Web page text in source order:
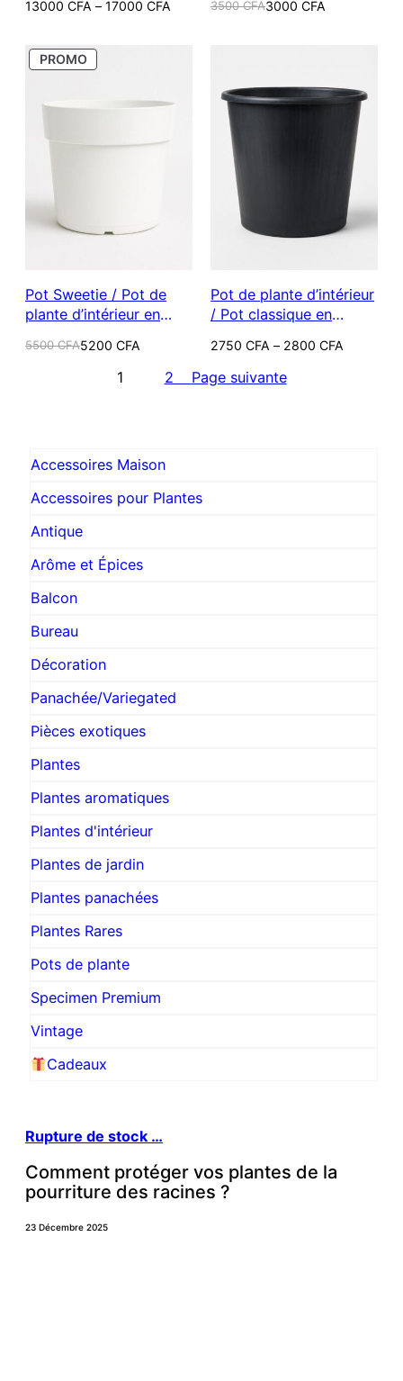
Accessoires Maison
Accessoires pour Plantes
Antique
Arôme et Épices
Balcon
Bureau
Décoration
Panachée/Variegated
Pièces exotiques
Plantes
Plantes aromatiques
Plantes d'intérieur
Plantes de jardin
Plantes panachées
Plantes Rares
Pots de plante
Specimen Premium
Vintage
Cadeaux
Rupture de stock …
Comment protéger vos plantes de la
pourriture des racines ?
23 Décembre 2025
moyenne et grande)
13000 CFA – 17000 CFA
Plage
13000 CFA
17000 CFA
3500CFA
Le
3000CFA
Le
PROMOPRODUIT
EN
Pot Sweetie / Pot de
plante d’intérieur en
Blanche
5500CFA
Le
5200 CFA
Le
Pot de plante d’intérieur
/ Pot classique en
2750CFA – 2800CFA
Plage
prix :
2750 CFA
1 2 Page suivante